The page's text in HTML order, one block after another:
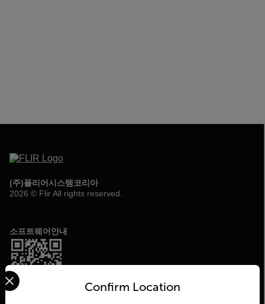
(주)플리어시스템코리아
2026 © Flir All rights reserved.
소프트웨어안내
Confirm Location
Select your preferred country and language from the